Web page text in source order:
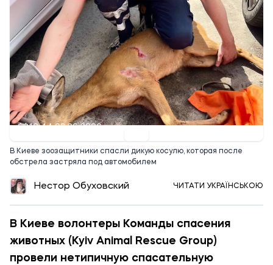
12:44 03.06.2026
В Киеве зоозащитники спасли дикую косулю, которая после
обстрела застряла под автомобилем
Нестор Обуховский ЧИТАТИ УКРАЇНСЬКОЮ
В Киеве волонтеры Команды спасения
животных (Kyiv Animal Rescue Group)
провели нетипичную спасательную